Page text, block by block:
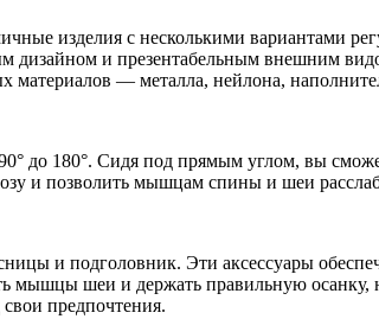
изделия с несколькими вариантами
и презентабельным внешним
материалов — металла, нейлона,
до 180°. Сидя под прямым углом, вы
и позволить мышцам спины и шеи
и подголовник. Эти аксессуары
мышцы шеи и держать правильную
предпочтения.